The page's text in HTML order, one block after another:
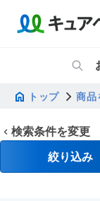
トップ 商品
検索条件を変更
絞り込み